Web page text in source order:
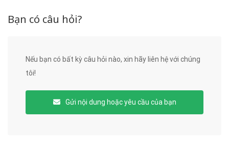
Bạn có câu hỏi?
Nếu bạn có bất kỳ câu hỏi nào, xin hãy liên hệ với chúng
tôi!
Gửi nội dung hoặc yêu cầu của bạn